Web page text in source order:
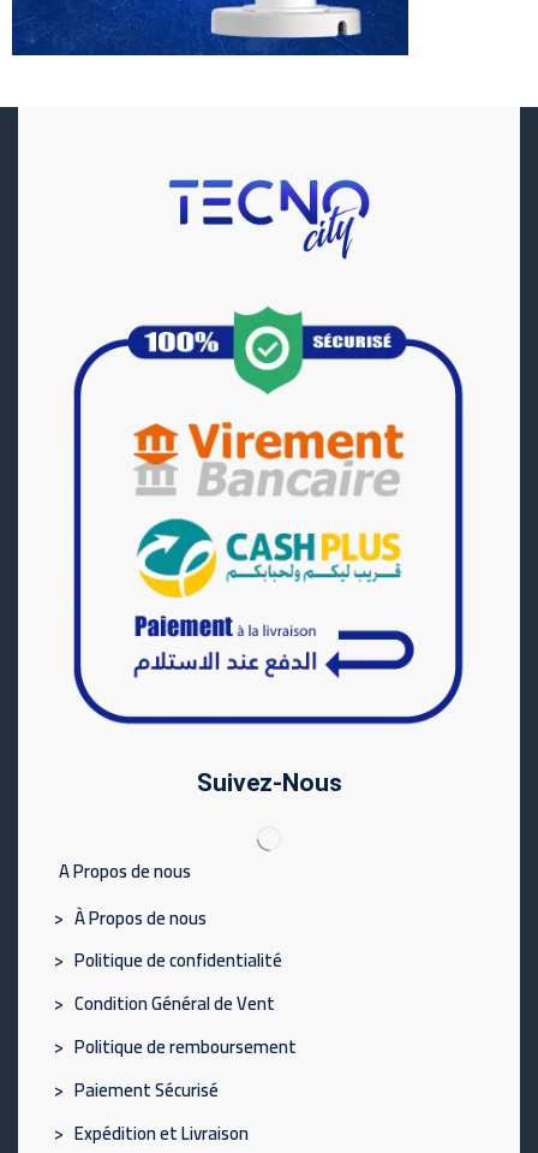
Suivez-Nous
A Propos de nous
> À Propos de nous
> Politique de confidentialité
> Condition Général de Vent
> Politique de remboursement
> Paiement Sécurisé
> Expédition et Livraison